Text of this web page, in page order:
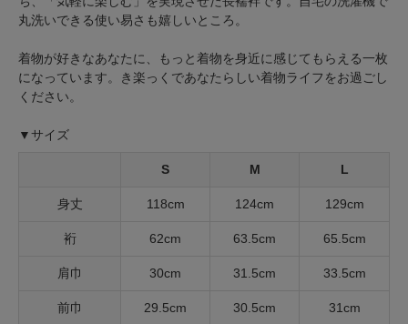
丸洗いできる使い易さも嬉しいところ。
着物が好きなあなたに、もっと着物を身近に感じてもらえる一枚
になっています。き楽っくであなたらしい着物ライフをお過ごし
ください。
▼サイズ
S M L
身丈 118cm 124cm 129cm
裄 62cm 63.5cm 65.5cm
肩巾 30cm 31.5cm 33.5cm
前巾 29.5cm 30.5cm 31cm